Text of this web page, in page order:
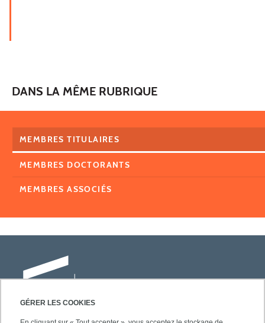
GÉRER LES COOKIES
DANS LA MÊME RUBRIQUE
MEMBRES TITULAIRES
MEMBRES DOCTORANTS
MEMBRES ASSOCIÉS